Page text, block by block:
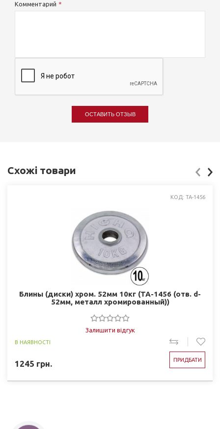
Комментарий
ОСТАВИТЬ ОТЗЫВ
Схожі товари
КОД: ТА-1456
Блины (диски) хром. 52мм 10кг (ТА-1456 (отв. d-
52мм, металл хромированный))
Залишити відгук
В НАЯВНОСТІ
1245 грн. ПРИДБАТИ